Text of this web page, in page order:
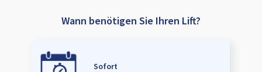
Wann benötigen Sie Ihren Lift?
Sofort